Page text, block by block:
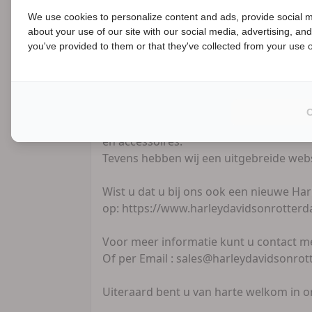
Een proefrit maken op het model van
In onze kledingshop treft u een
en accessoires.
Tevens hebben wij een uitgebreide
Wist u dat u bij ons ook een nieuwe
op: https://
Voor meer informatie kunt u contact
Of per Email :
Uiteraard bent u van harte welkom in
We use cookies to personalize content and ads, provide social
about your use of our site with our social media, advertising,
you've provided to them or that they've collected from your use